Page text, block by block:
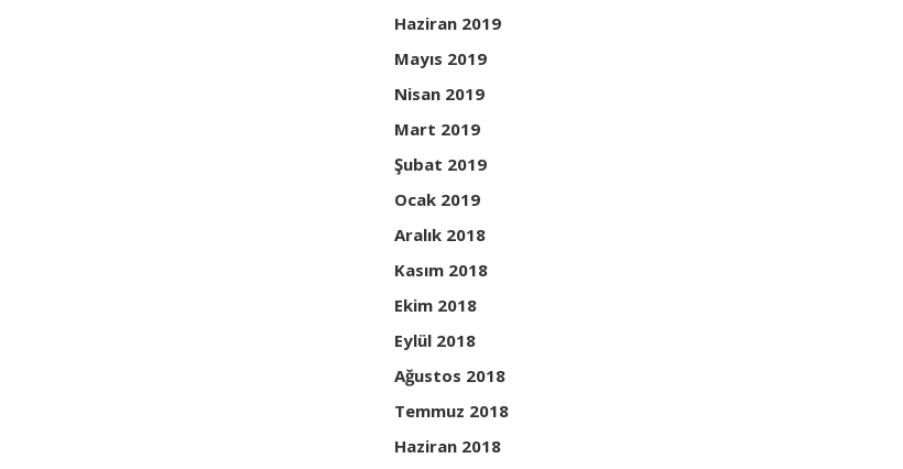
Haziran 2019
Mayıs 2019
Nisan 2019
Mart 2019
Şubat 2019
Ocak 2019
Aralık 2018
Kasım 2018
Ekim 2018
Eylül 2018
Ağustos 2018
Temmuz 2018
Haziran 2018